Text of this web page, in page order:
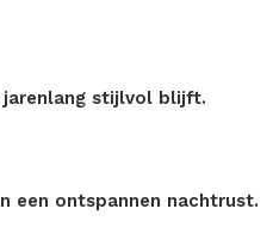
jarenlang stijlvol blijft.
een ontspannen nachtrust.